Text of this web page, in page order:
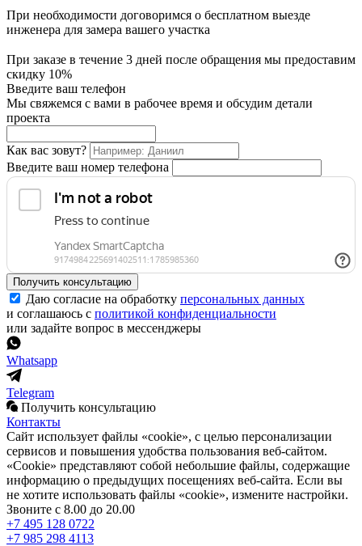
При необходимости договоримся о бесплатном выезде
инженера для замера вашего участка
При заказе в течение 3 дней после обращения мы предоставим
скидку 10%
Введите ваш телефон
Мы свяжемся с вами в рабочее время и обсудим детали
проекта
Как вас зовут?
Введите ваш номер телефона
Получить консультацию
Даю согласие на обработку персональных данных
и соглашаюсь с политикой конфиденциальности
или задайте вопрос в мессенджеры
Whatsapp
Telegram
Получить консультацию
Контакты
Сайт использует файлы «cookie», с целью персонализации
сервисов и повышения удобства пользования веб-сайтом.
«Cookie» представляют собой небольшие файлы, содержащие
информацию о предыдущих посещениях веб-сайта. Если вы
не хотите использовать файлы «cookie», измените настройки.
Звоните с 8.00 до 20.00
+7 495 128 0722
+7 985 298 4113